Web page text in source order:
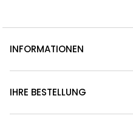
INFORMATIONEN
IHRE BESTELLUNG